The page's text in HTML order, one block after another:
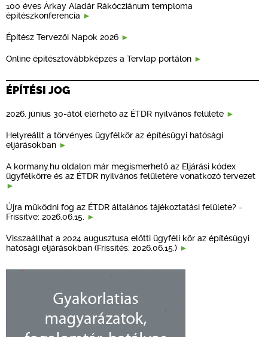
100 éves Árkay Aladár Rákócziánum temploma
építészkonferencia
Építész Tervezői Napok 2026
Online építésztovábbképzés a Tervlap portálon
ÉPÍTÉSI JOG
2026. június 30-ától elérhető az ÉTDR nyilvános felülete
Helyreállt a törvényes ügyfélkör az építésügyi hatósági
eljárásokban
A kormany.hu oldalon már megismerhető az Eljárási kódex
ügyfélkörre és az ÉTDR nyilvános felületére vonatkozó tervezet
Újra működni fog az ÉTDR általános tájékoztatási felülete? -
Frissítve: 2026.06.15.
Visszaállhat a 2024 augusztusa előtti ügyféli kör az építésügyi
hatósági eljárásokban (Frissítés: 2026.06.15.)